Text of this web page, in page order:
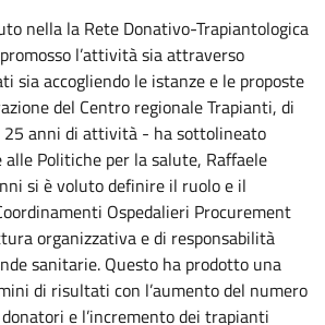
nella la Rete Donativo-Trapiantologica
l’attività sia attraverso
sia accogliendo le istanze e le proposte
del Centro regionale Trapianti, di
25 anni di attività - ha sottolineato
alle Politiche per la salute, Raffaele
si è voluto definire il ruolo e il
Ospedalieri Procurement
organizzativa e di responsabilità
sanitarie. Questo ha prodotto una
di risultati con l’aumento del numero
e l’incremento dei trapianti